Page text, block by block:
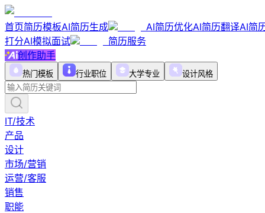
首页简历模板AI简历生成 AI简历优化AI简历翻译AI简
打分AI模拟面试
简历服务
创作助手
热门模板 行业职位 大学专业 设计风格
IT/技术
产品
设计
市场/营销
运营/客服
销售
职能